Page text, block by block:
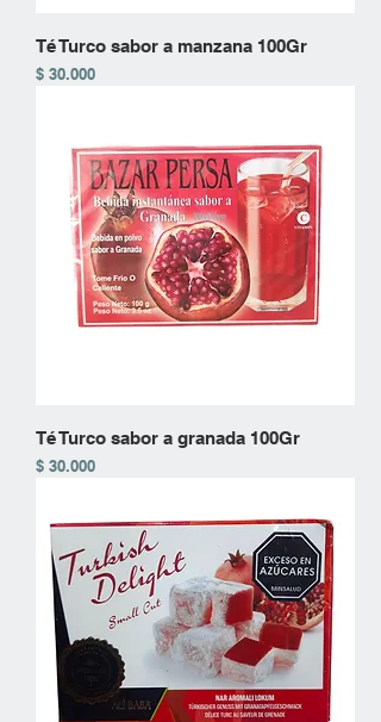
Té Turco sabor a manzana 100Gr
Precio
$ 30.000
Té Turco sabor a granada 100Gr
Precio
$ 30.000